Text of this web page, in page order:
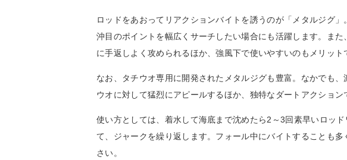
ロッドをあおってリアクションバイトを誘うのが「メタルジグ
沖目のポイントを幅広くサーチしたい場合にも活躍します。ま
に手返しよく攻められるほか、強風下で使いやすいのもメリット
なお、タチウオ専用に開発されたメタルジグも豊富。なかでも
ウオに対して猛烈にアピールするほか、独特なダートアクション
使い方としては、着水して海底まで沈めたら2～3回素早いロッ
て、ジャークを繰り返します。フォール中にバイトすることも
さい。